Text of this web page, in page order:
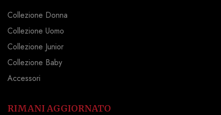
Collezione Donna
Collezione Uomo
Collezione Junior
Collezione Baby
Accessori
RIMANI AGGIORNATO